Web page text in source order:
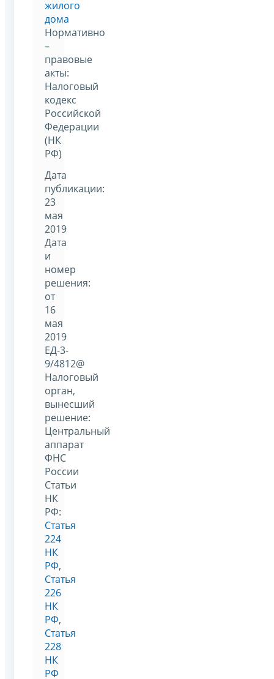
жилого
дома
Нормативно
–
правовые
акты:
Налоговый
кодекс
Российской
Федерации
(НК
РФ)
Дата
публикации:
23
мая
2019
Дата
и
номер
решения:
от
16
мая
2019
ЕД-3-
9/4812@
Налоговый
орган,
вынесший
решение:
Центральный
аппарат
ФНС
России
Статьи
НК
РФ:
Статья
224
НК
РФ,
Статья
226
НК
РФ,
Статья
228
НК
РФ